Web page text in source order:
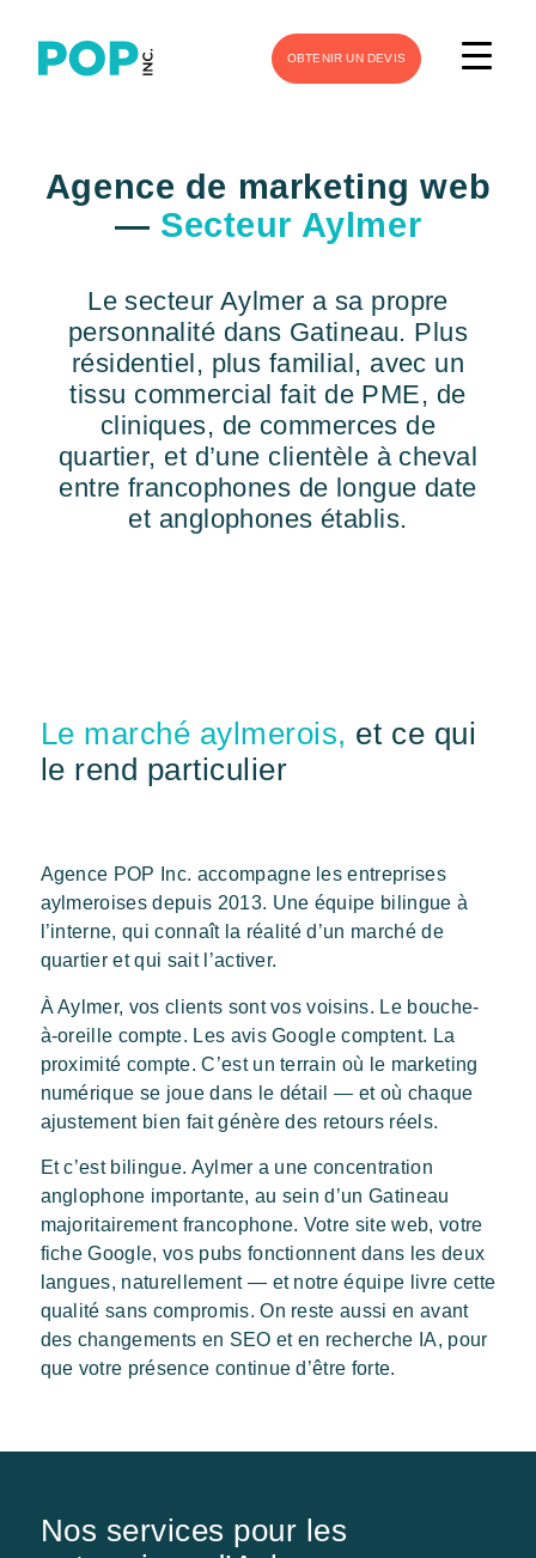
OBTENIR UN DEVIS
Agence de marketing web
— Secteur Aylmer
Le secteur Aylmer a sa propre
personnalité dans Gatineau. Plus
résidentiel, plus familial, avec un
tissu commercial fait de PME, de
cliniques, de commerces de
quartier, et d’une clientèle à cheval
entre francophones de longue date
et anglophones établis.
Le marché aylmerois, et ce qui
le rend particulier
Agence POP Inc. accompagne les entreprises
aylmeroises depuis 2013. Une équipe bilingue à
l’interne, qui connaît la réalité d’un marché de
quartier et qui sait l’activer.
À Aylmer, vos clients sont vos voisins. Le bouche-
à-oreille compte. Les avis Google comptent. La
proximité compte. C’est un terrain où le marketing
numérique se joue dans le détail — et où chaque
ajustement bien fait génère des retours réels.
Et c’est bilingue. Aylmer a une concentration
anglophone importante, au sein d’un Gatineau
majoritairement francophone. Votre site web, votre
fiche Google, vos pubs fonctionnent dans les deux
langues, naturellement — et notre équipe livre cette
qualité sans compromis. On reste aussi en avant
des changements en SEO et en recherche IA, pour
que votre présence continue d’être forte.
Nos services pour les